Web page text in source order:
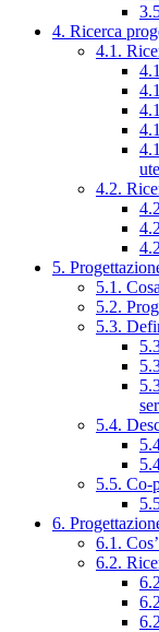
4. Ricerca
4.1.
4.2.
5.
5.1.
5.2.
5.3.
5.4.
5.5. Co-
6.
6.1.
6.2.